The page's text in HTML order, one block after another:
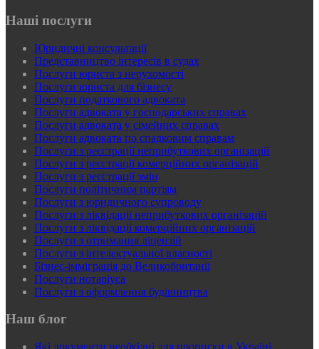
Наші послуги
Юридичні консультації
Представництво інтересів в судах
Послуги юриста з нерухомості
Послуги юриста для бізнесу
Послуги податкового адвоката
Послуги адвоката у господарських справах
Послуги адвоката у сімейних справах
Послуги адвоката по спадковим справам
Послуги з реєстрації неприбуткових організацій
Послуги з реєстрації комерційних організацій
Послуги з реєстрації змін
Послуги політичним партіям
Послуги з юридичного супроводу
Послуги з ліквідації неприбуткових організацій
Послуги з ліквідації комерційних організацій
Послуги з отримання ліцензій
Послуги з інтелектуальної власності
Бізнес-імміграція до Великобританії
Послуги нотаріуса
Послуги з оформлення будівництва
Наш блог
Які документи необхідні для прописки в Україні